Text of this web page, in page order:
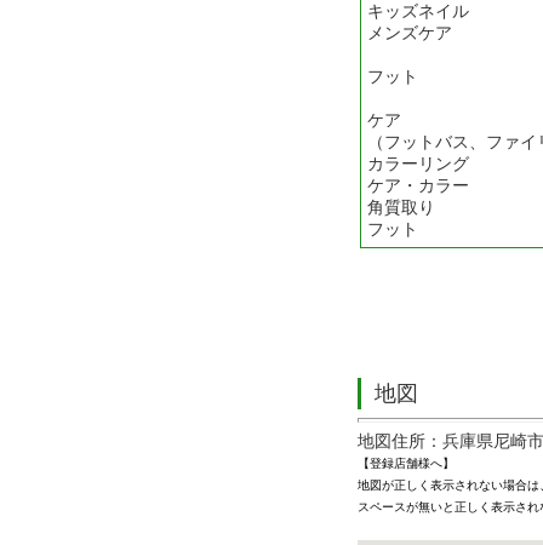
キッズネイル
メンズケア
フット
ケア ￥３
（フットバス、ファ
カラーリング
ケア・カラー
角質取り ￥
フット ￥
地図
地図住所：兵庫県尼崎
【登録店舗様へ】
地図が正しく表示されない場合
スペースが無いと正しく表示さ